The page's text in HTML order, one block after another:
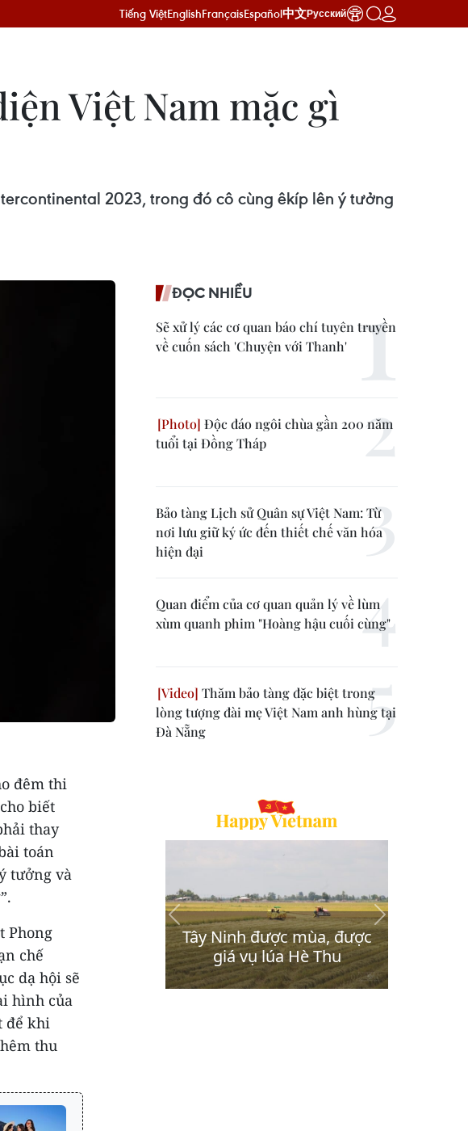
Tiếng ViệtEnglishFrançaisEspañol中文Русский
Việt Nam mặc gì
2023, trong đó cô cùng êkíp lên ý tưởng
đêm thi
biết
thay
toán
tưởng và
Phong
chế
dạ hội sẽ
hình của
để khi
thu
ĐỌC NHIỀU
Sẽ xử lý các cơ quan báo chí tuyên truyền
về cuốn sách 'Chuyện với Thanh'
Độc đáo ngôi chùa gần 200 năm
tuổi tại Đồng Tháp
Bảo tàng Lịch sử Quân sự Việt Nam: Từ
nơi lưu giữ ký ức đến thiết chế văn hóa
hiện đại
Quan điểm của cơ quan quản lý về lùm
xùm quanh phim "Hoàng hậu cuối cùng"
Thăm bảo tàng đặc biệt trong
lòng tượng đài mẹ Việt Nam anh hùng tại
Đà Nẵng